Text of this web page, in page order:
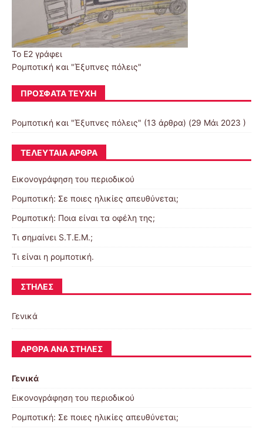
Το Ε2 γράφει
Ρομποτική και "Έξυπνες πόλεις"
ΠΡΌΣΦΑΤΑ ΤΕΎΧΗ
Ρομποτική και "Έξυπνες πόλεις" (13 άρθρα) (29 Μάι 2023 )
ΤΕΛΕΥΤΑΊΑ ΆΡΘΡΑ
Εικονογράφηση του περιοδικού
Ρομποτική: Σε ποιες ηλικίες απευθύνεται;
Ρομποτική: Ποια είναι τα οφέλη της;
Τι σημαίνει S.T.E.M.;
Τι είναι η ρομποτική.
ΣΤΉΛΕΣ
Γενικά
ΆΡΘΡΑ ΑΝΆ ΣΤΉΛΕΣ
Γενικά
Εικονογράφηση του περιοδικού
Ρομποτική: Σε ποιες ηλικίες απευθύνεται;